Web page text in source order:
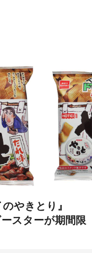
やきとり』
スターが期間限